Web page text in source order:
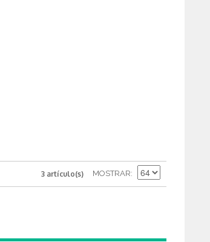
3 artículo(s) MOSTRAR